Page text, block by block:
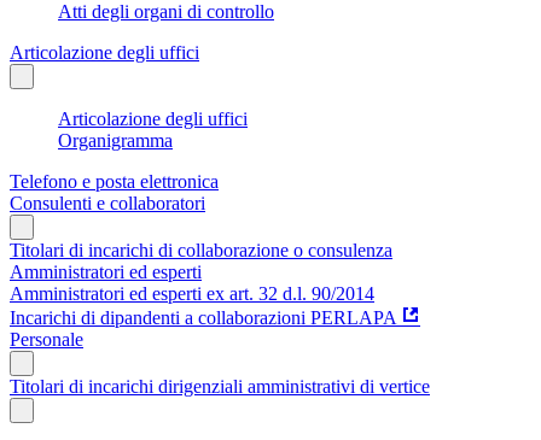
Atti degli organi di controllo
Articolazione degli uffici
Articolazione degli uffici
Organigramma
Telefono e posta elettronica
Consulenti e collaboratori
Titolari di incarichi di collaborazione o consulenza
Amministratori ed esperti
Amministratori ed esperti ex art. 32 d.l. 90/2014
Incarichi di dipandenti a collaborazioni PERLAPA
Personale
Titolari di incarichi dirigenziali amministrativi di vertice